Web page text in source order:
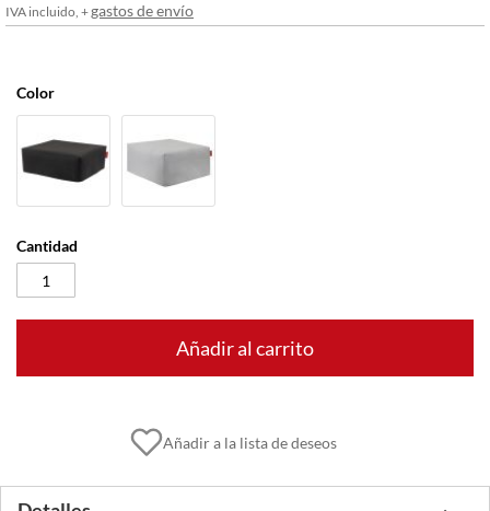
IVA incluido, +gastos de envío
Color
Cantidad
Añadir al carrito
Añadir a la lista de deseos